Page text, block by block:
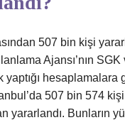
507 bin kişi
Ajansı’nın
yaptığı hesaplamalara
507 bin 574
yararlandı. Bunların